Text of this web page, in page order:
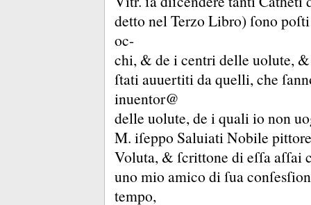
detto nel Terzo Libro) ſono
oc-
chi, & de i centri delle uolute,
ſtati auuertiti da quelli, che
inuentor@
delle uolute, de i quali io non
M. iſeppo Saluiati Nobile
Voluta, & ſcrittone di eſſa
uno mio amico di ſua
tempo,